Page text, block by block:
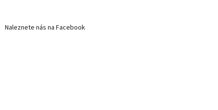
Naleznete nás na Facebook